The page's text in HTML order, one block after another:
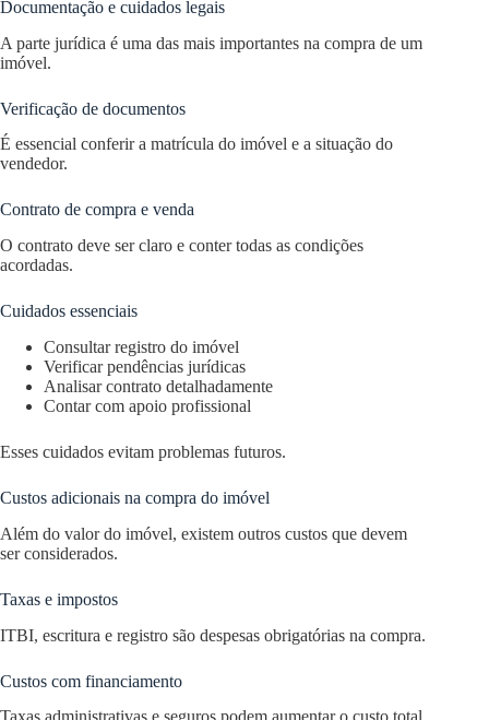
Documentação e cuidados legais
A parte jurídica é uma das mais importantes na compra de um
imóvel.
Verificação de documentos
É essencial conferir a matrícula do imóvel e a situação do
vendedor.
Contrato de compra e venda
O contrato deve ser claro e conter todas as condições
acordadas.
Cuidados essenciais
Consultar registro do imóvel
Verificar pendências jurídicas
Analisar contrato detalhadamente
Contar com apoio profissional
Esses cuidados evitam problemas futuros.
Custos adicionais na compra do imóvel
Além do valor do imóvel, existem outros custos que devem
ser considerados.
Taxas e impostos
ITBI, escritura e registro são despesas obrigatórias na compra.
Custos com financiamento